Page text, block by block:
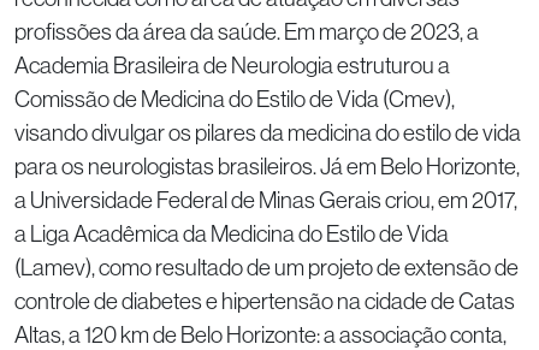
profissões da área da saúde. Em março de 2023, a
Academia Brasileira de Neurologia estruturou a
Comissão de Medicina do Estilo de Vida (Cmev),
visando divulgar os pilares da medicina do estilo de vida
para os neurologistas brasileiros. Já em Belo Horizonte,
a Universidade Federal de Minas Gerais criou, em 2017,
a Liga Acadêmica da Medicina do Estilo de Vida
(Lamev), como resultado de um projeto de extensão de
controle de diabetes e hipertensão na cidade de Catas
Altas, a 120 km de Belo Horizonte: a associação conta,